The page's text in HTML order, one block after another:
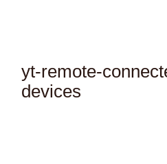
yt-remote-
devices